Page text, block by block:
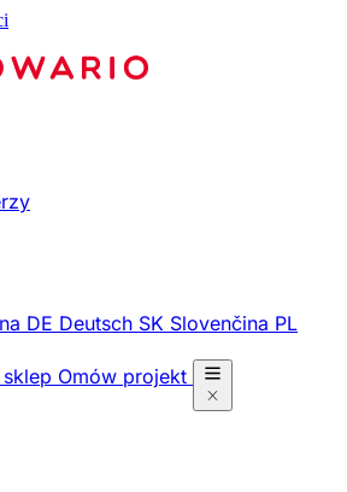
DE Deutsch SK Slovenčina PL
Omów projekt